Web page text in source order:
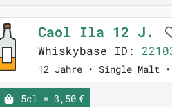
Caol Ila 12 J.
Whiskybase ID:
12 Jahre • Single Malt
5cl = 3,50 €